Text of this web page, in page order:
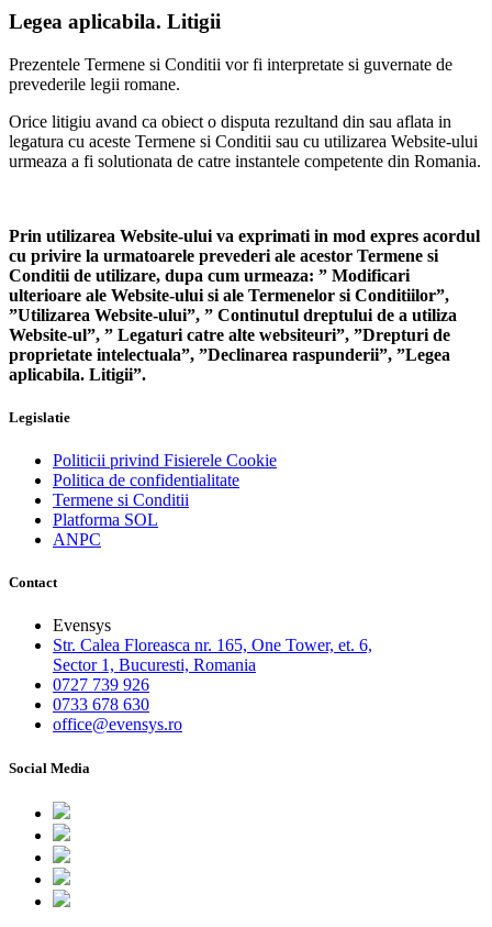
Legea aplicabila. Litigii
Prezentele Termene si Conditii vor fi interpretate si guvernate de
prevederile legii romane.
Orice litigiu avand ca obiect o disputa rezultand din sau aflata in
legatura cu aceste Termene si Conditii sau cu utilizarea Website-ului
urmeaza a fi solutionata de catre instantele competente din Romania.
Prin utilizarea Website-ului va exprimati in mod expres acordul
cu privire la urmatoarele prevederi ale acestor Termene si
Conditii de utilizare, dupa cum urmeaza: ” Modificari
ulterioare ale Website-ului si ale Termenelor si Conditiilor”,
”Utilizarea Website-ului”, ” Continutul dreptului de a utiliza
Website-ul”, ” Legaturi catre alte websiteuri”, ”Drepturi de
proprietate intelectuala”, ”Declinarea raspunderii”, ”Legea
aplicabila. Litigii”.
Legislatie
Politicii privind Fisierele Cookie
Politica de confidentialitate
Termene si Conditii
Platforma SOL
ANPC
Contact
Evensys
Str. Calea Floreasca nr. 165, One Tower, et. 6,
Sector 1, Bucuresti, Romania
0727 739 926
0733 678 630
office@evensys.ro
Social Media